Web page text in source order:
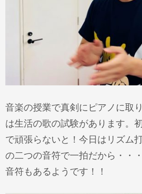
音楽の授業で真剣にピアノに取
は生活の歌の試験があります。
で頑張らないと！今日はリズム
の二つの音符で一拍だから・・
音符もあるようです！！